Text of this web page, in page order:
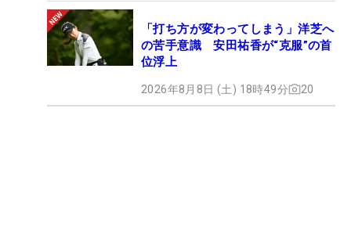
「打ち方が変わってしまう」洋芝へ
の苦手意識 安田祐香が“克服”の首
位浮上
2026年8月8日 (土) 18時49分 20